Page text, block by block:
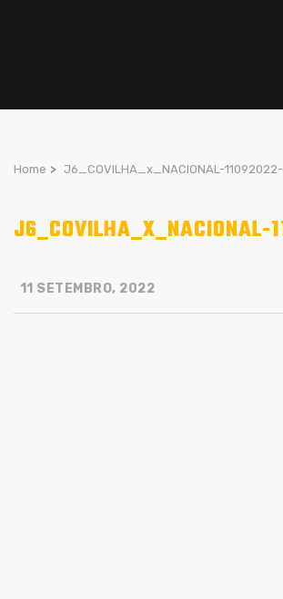
Home > J6_COVILHA_x_NACIONAL-
11 SETEMBRO, 2022